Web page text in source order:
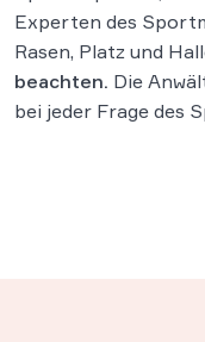
Experten des
Rasen, Platz und
beachten. Die
bei jeder Frage des